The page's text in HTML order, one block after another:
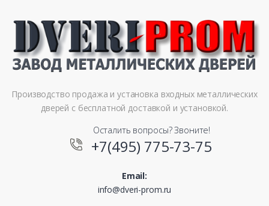
Производство продажа и установка входных металлических
дверей с бесплатной доставкой и установкой.
Осталить вопросы? Звоните!
+7(495) 775-73-75
Email:
info@dveri-prom.ru